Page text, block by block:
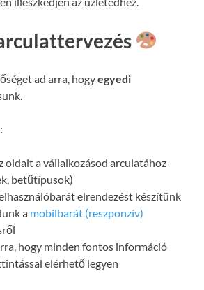
ad arra, hogyegyedi
oldalt a vállalkozásod arculatához
betűtípusok)
elrendezést készítünk
a mobilbarát (reszponzív)
hogy minden fontos információ
elérhető legyen